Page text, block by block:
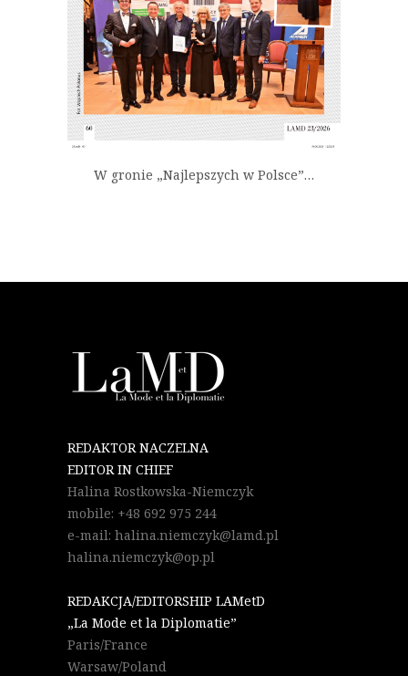
W gronie „Najlepszych w Polsce”…
REDAKTOR NACZELNA
EDITOR IN CHIEF
Halina Rostkowska-Niemczyk
mobile: +48 692 975 244
e-mail: halina.niemczyk@lamd.pl
halina.niemczyk@op.pl
REDAKCJA/EDITORSHIP LAMetD
„La Mode et la Diplomatie”
Paris/France
Warsaw/Poland